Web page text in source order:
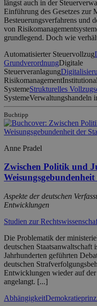
längst auch in der
Einführung des Gesetzes zur
Besteuerungsverfahrens und
von
grundlegend. Doch wie
Automatisierter Steuervollzug
GrundverordnungDigitale
Steuerveranlagung
Risikomanagement
SystemeStrukturelles
SystemeVerwaltungshandeln
Buchtipp
Anne Pradel
Zwischen Politik und
Aspekte der deutschen
Entwicklungen
Studien zur
Die Problematik der
deutschen Staatsanwaltschaft
Jahrhunderten geführten
deutschen
Entwicklungen wieder auf
angelangt. [...]
Abhängigkeit